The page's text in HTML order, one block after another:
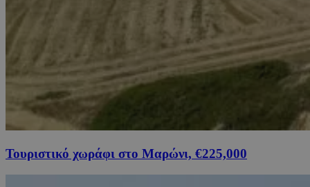
Τουριστικό χωράφι στο Μαρώνι, €225,000